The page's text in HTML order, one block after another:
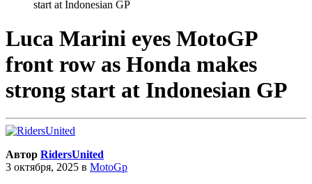
start at Indonesian GP
Luca Marini eyes MotoGP
front row as Honda makes
strong start at Indonesian GP
Автор RidersUnited
3 октября, 2025 в MotoGp